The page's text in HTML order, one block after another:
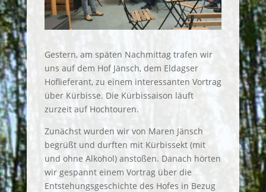
Gestern, am späten Nachmittag trafen wir
uns auf dem Hof Jänsch, dem Eldagser
Hoflieferant, zu einem interessanten Vortrag
über Kürbisse. Die Kürbissaison läuft
zurzeit auf Hochtouren.
Zunächst wurden wir von Maren Jänsch
begrüßt und durften mit Kürbissekt (mit
und ohne Alkohol) anstoßen. Danach hörten
wir gespannt einem Vortrag über die
Entstehungsgeschichte des Hofes in Bezug